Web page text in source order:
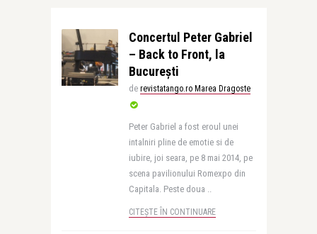
Concertul Peter Gabriel
– Back to Front, la
București
de revistatango.ro Marea Dragoste
Peter Gabriel a fost eroul unei
intalniri pline de emotie si de
iubire, joi seara, pe 8 mai 2014, pe
scena pavilionului Romexpo din
Capitala. Peste doua ..
CITEȘTE ÎN CONTINUARE